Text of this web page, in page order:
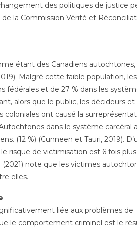
des politiques de justice
la Commission Vérité et
étant des Canadiens
Malgré cette faible population,
fédérales et de 27 % dans les
alors que le public, les décideurs et
ont causé la
dans le système carcéral
(12 %) (Cunneen et Tauri, 2019).
risque de victimisation est 6 fois
note que les victimes
elles.
liée aux problèmes de
le comportement criminel est le